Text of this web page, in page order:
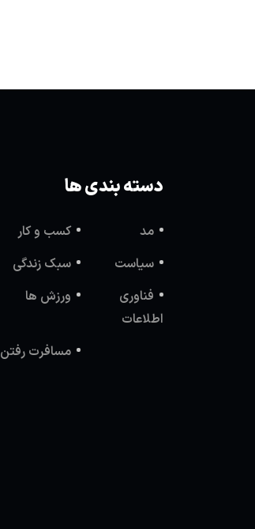
دسته بندی ها
کسب و کار
مد
سبک زندگی
سیاست
ورزش ها
فناوری
اطلاعات
مسافرت رفتن